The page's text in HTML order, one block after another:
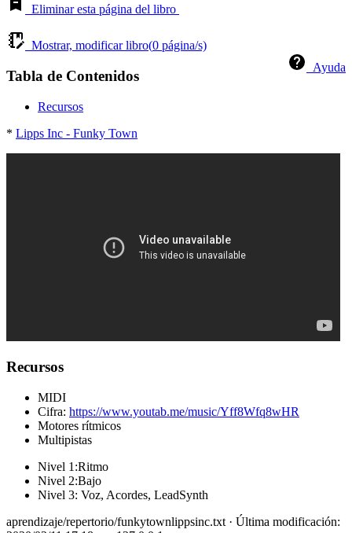
Eliminar esta página del libro
Mostrar, modificar libro(0 página/s)
Ayuda
Tabla de Contenidos
Recursos
* Lipps Inc - Funky Town
Recursos
MIDI
Cifra: https://www.youtab.me/music/Yff8Wfq8wHR
Motores rítmicos
Multipistas
Nivel 1:Ritmo
Nivel 2:Bajo
Nivel 3: Voz, Acordes, LeadSynth
aprendizaje/repertorio/funkytownlippsinc.txt · Última modificación: